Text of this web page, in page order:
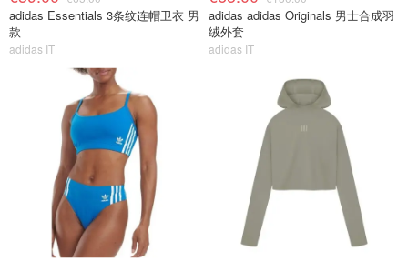
adidas Essentials 3条纹连帽卫衣 男
款
adidas IT
adidas adidas Originals 男士合成羽
绒外套
adidas IT